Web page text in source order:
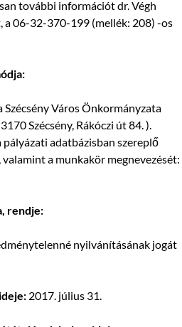
további információt dr. Végh
06-32-370-199 (mellék: 208) -os
Város Önkormányzata
Szécsény, Rákóczi út 84. ).
adatbázisban szereplő
a munkakör megnevezését:
rendje:
nyilvánításának jogát
2017. július 31.